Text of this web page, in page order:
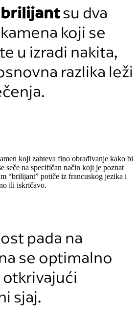
su dva
koji se
u izradi nakita,
razlika leži
koji zahteva fino obrađivanje kako bi
seče na specifičan način koji je poznat
“brilijant” potiče iz francuskog jezika i
ili iskričavo.
pada na
se optimalno
sjaj.